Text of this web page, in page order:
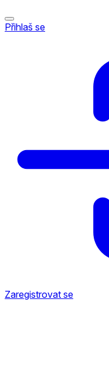
Přihlaš se
Zaregistrovat se